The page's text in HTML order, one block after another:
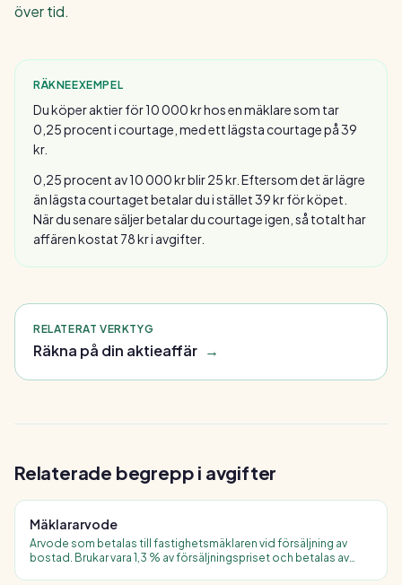
över tid.
RÄKNEEXEMPEL
Du köper aktier för 10 000 kr hos en mäklare som tar
0,25 procent i courtage, med ett lägsta courtage på 39
kr.
0,25 procent av 10 000 kr blir 25 kr. Eftersom det är lägre
än lägsta courtaget betalar du i stället 39 kr för köpet.
När du senare säljer betalar du courtage igen, så totalt har
affären kostat 78 kr i avgifter.
RELATERAT VERKTYG
Räkna på din aktieaffär →
Relaterade begrepp i avgifter
Mäklararvode
Arvode som betalas till fastighetsmäklaren vid försäljning av
bostad. Brukar vara 1,3 % av försäljningspriset och betalas av